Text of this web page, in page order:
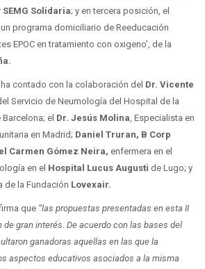
SEMG Solidaria; y en tercera posición, el
programa domiciliario de Reeducación
EPOC en tratamiento con oxigeno’, de la
contado con la colaboración del Dr. Vicente
Servicio de Neumología del Hospital de la
el Dr. Jesús Molina, Especialista en
en Madrid; Daniel Truran, B Corp
Carmen Gómez Neira, enfermera en el
en el Hospital Lucus Augusti de Lugo; y
de la Fundación Lovexair.
que “las propuestas presentadas en esta II
gran interés. De acuerdo con las bases del
ganadoras aquellas en las que la
aspectos educativos asociados a la misma